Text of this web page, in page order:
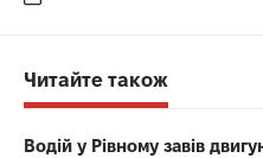
Читайте також
Водій у Рівному завів